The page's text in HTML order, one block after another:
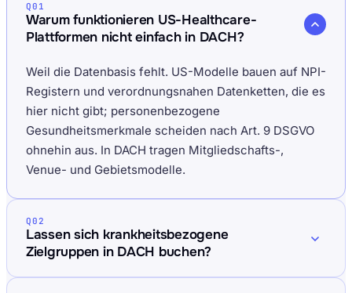
Q01
Warum funktionieren US-Healthcare-
Plattformen nicht einfach in DACH?
Weil die Datenbasis fehlt. US-Modelle bauen auf NPI-
Registern und verordnungsnahen Datenketten, die es
hier nicht gibt; personenbezogene
Gesundheitsmerkmale scheiden nach Art. 9 DSGVO
ohnehin aus. In DACH tragen Mitgliedschafts-,
Venue- und Gebietsmodelle.
Q02
Lassen sich krankheitsbezogene
Zielgruppen in DACH buchen?